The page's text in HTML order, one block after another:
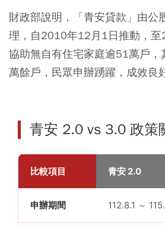
財政部說明，「青安貸款」由公
理，自2010年12月1日推動，至
協助無自有住宅家庭逾51萬戶
萬餘戶，民眾申辦踴躍，成效良
青安 2.0 vs 3.0 政策
比較項目 青安 2.0
申辦期間 112.8.1 ～